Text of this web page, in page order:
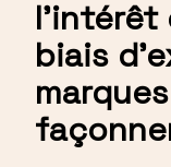
l'intérêt
biais